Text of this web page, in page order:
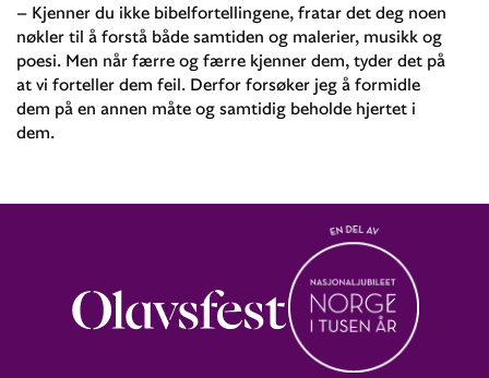
– Kjenner du ikke bibelfortellingene, fratar det deg noen
nøkler til å forstå både samtiden og malerier, musikk og
poesi. Men når færre og færre kjenner dem, tyder det på
at vi forteller dem feil. Derfor forsøker jeg å formidle
dem på en annen måte og samtidig beholde hjertet i
dem.